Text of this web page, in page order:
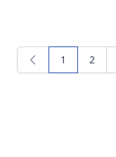
U lees
1 2